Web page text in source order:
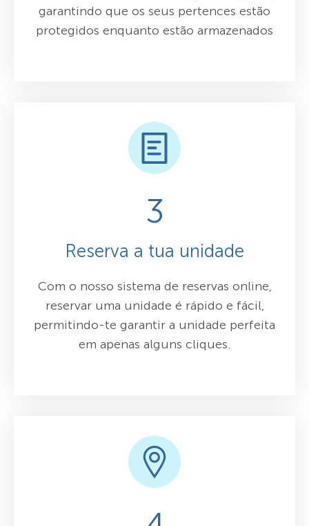
garantindo que os seus pertences estão
protegidos enquanto estão armazenados
3
Reserva a tua unidade
Com o nosso sistema de reservas online,
reservar uma unidade é rápido e fácil,
permitindo-te garantir a unidade perfeita
em apenas alguns cliques.